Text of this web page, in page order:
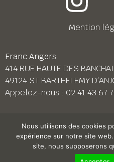
Mention
Franc Angers
414 RUE HAUTE DES
49124 ST BARTHELEMY
Appelez-nous : 02 41 43 67
Franc Le Mans
158 BD PIERRE LEFAUCHEUX
72230 ARNAGE
02 43 87 38
Nous utilisons des cookies
expérience sur notre site
site, nous supposerons